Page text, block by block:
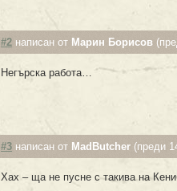
#2 написан от Марин Борисов
Негърска работа…
#3 написан от MadButcher (преди
Хах – ща не пусне с такива на